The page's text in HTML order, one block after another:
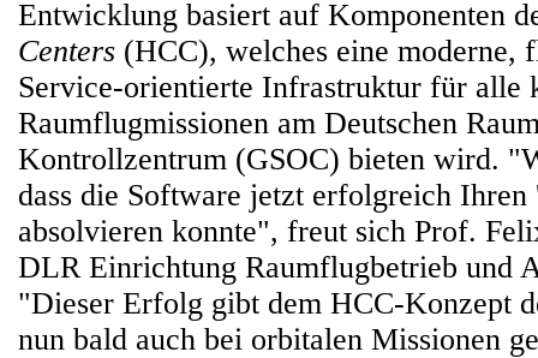
Entwicklung basiert auf Komponenten
Centers (HCC), welches eine moderne,
Service-orientierte Infrastruktur für alle
Raumflugmissionen am Deutschen
Kontrollzentrum (GSOC) bieten wird.
dass die Software jetzt erfolgreich
absolvieren konnte", freut sich Prof.
DLR Einrichtung Raumflugbetrieb und
"Dieser Erfolg gibt dem HCC-Konzept
nun bald auch bei orbitalen Missionen